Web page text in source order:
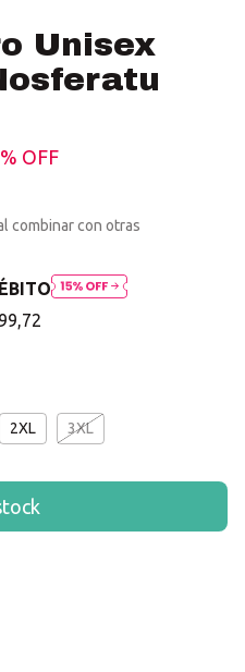
Unisex
% OFF
combinar con otras
2XL 3XL